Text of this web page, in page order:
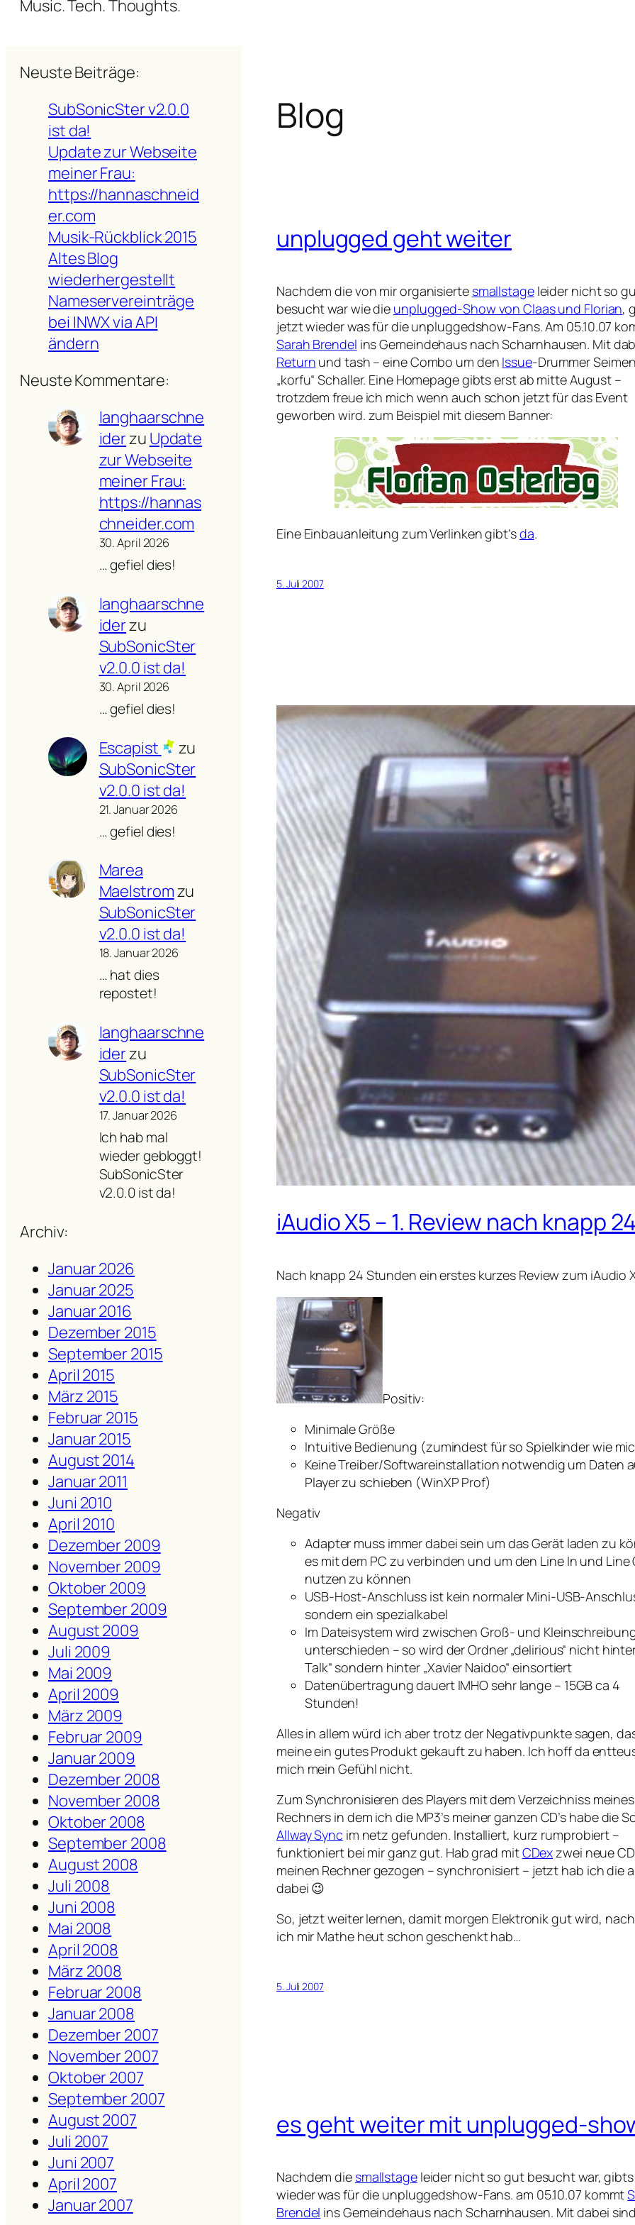
Music. Tech. Thoughts.
Blog
unplugged geht weiter
Nachdem die von mir organisierte smallstageleider nicht so
besucht war wie die unplugged-Show von Claas und Florian,
jetzt wieder was für die unpluggedshow-Fans. Am 05.10.07
Sarah Brendel ins Gemeindehaus nach Scharnhausen. Mit
Return und tash – eine Combo um den Issue-Drummer
„korfu“ Schaller. Eine Homepage gibts erst ab mitte August –
trotzdem freue ich mich wenn auch schon jetzt für das Event
geworben wird. zum Beispiel mit diesem Banner:
Eine Einbauanleitung zum Verlinken gibt’sda.
5. Juli 2007
iAudio X5 – 1. Review nach knapp
Nach knapp 24 Stunden ein erstes kurzes Review zum iAudio
Positiv:
Minimale Größe
Intuitive Bedienung (zumindest für so Spielkinder wie
Keine Treiber/Softwareinstallation notwendig um Daten
Player zu schieben (WinXP Prof)
Negativ
Adapter muss immer dabei sein um das Gerät laden zu
es mit dem PC zu verbinden und um den Line In und Line
nutzen zu können
USB-Host-Anschluss ist kein normaler Mini-USB-
sondern ein spezialkabel
Im Dateisystem wird zwischen Groß- und
unterschieden – so wird der Ordner „delirious“ nicht
Talk“ sondern hinter „Xavier Naidoo“ einsortiert
Datenübertragung dauert IMHO sehr lange – 15GB ca 4
Stunden!
Alles in allem würd ich aber trotz der Negativpunkte sagen,
meine ein gutes Produkt gekauft zu haben. Ich hoff da
mich mein Gefühl nicht.
Zum Synchronisieren des Players mit dem Verzeichniss meines
Rechners in dem ich die MP3’s meiner ganzen CD’s habe die
Allway Sync im netz gefunden. Installiert, kurz rumprobiert –
funktioniert bei mir ganz gut. Hab grad mitCDexzwei neue
meinen Rechner gezogen – synchronisiert – jetzt hab ich die
dabei 😉
So, jetzt weiter lernen, damit morgen Elektronik gut wird,
ich mir Mathe heut schon geschenkt hab…
5. Juli 2007
es geht weiter mit unplugged-
Nachdem die smallstageleider nicht so gut besucht war,
wieder was für die unpluggedshow-Fans. am 05.10.07 kommt
Brendel ins Gemeindehaus nach Scharnhausen. Mit dabei
Neuste Beiträge:
SubSonicSter v2.0.0
ist da!
Update zur Webseite
meiner Frau:
https://hannaschneid
er.com
Musik-Rückblick 2015
Altes Blog
wiederhergestellt
Nameservereinträge
bei INWX via API
ändern
Neuste Kommentare:
langhaarschne
iderzu Update
zur Webseite
meiner Frau:
https://hannas
chneider.com
30. April 2026
… gefiel dies!
langhaarschne
iderzu
SubSonicSter
v2.0.0 ist da!
30. April 2026
… gefiel dies!
Escapist
zu
SubSonicSter
v2.0.0 ist da!
21. Januar 2026
… gefiel dies!
Marea
Maelstromzu
SubSonicSter
v2.0.0 ist da!
18. Januar 2026
… hat dies
repostet!
langhaarschne
iderzu
SubSonicSter
v2.0.0 ist da!
17. Januar 2026
Ich hab mal
wieder gebloggt!
SubSonicSter
v2.0.0 ist da!
Archiv:
Januar 2026
Januar 2025
Januar 2016
Dezember 2015
September 2015
April 2015
März 2015
Februar 2015
Januar 2015
August 2014
Januar 2011
Juni 2010
April 2010
Dezember 2009
November 2009
Oktober 2009
September 2009
August 2009
Juli 2009
Mai 2009
April 2009
März 2009
Februar 2009
Januar 2009
Dezember 2008
November 2008
Oktober 2008
September 2008
August 2008
Juli 2008
Juni 2008
Mai 2008
April 2008
März 2008
Februar 2008
Januar 2008
Dezember 2007
November 2007
Oktober 2007
September 2007
August 2007
Juli 2007
Juni 2007
April 2007
Januar 2007